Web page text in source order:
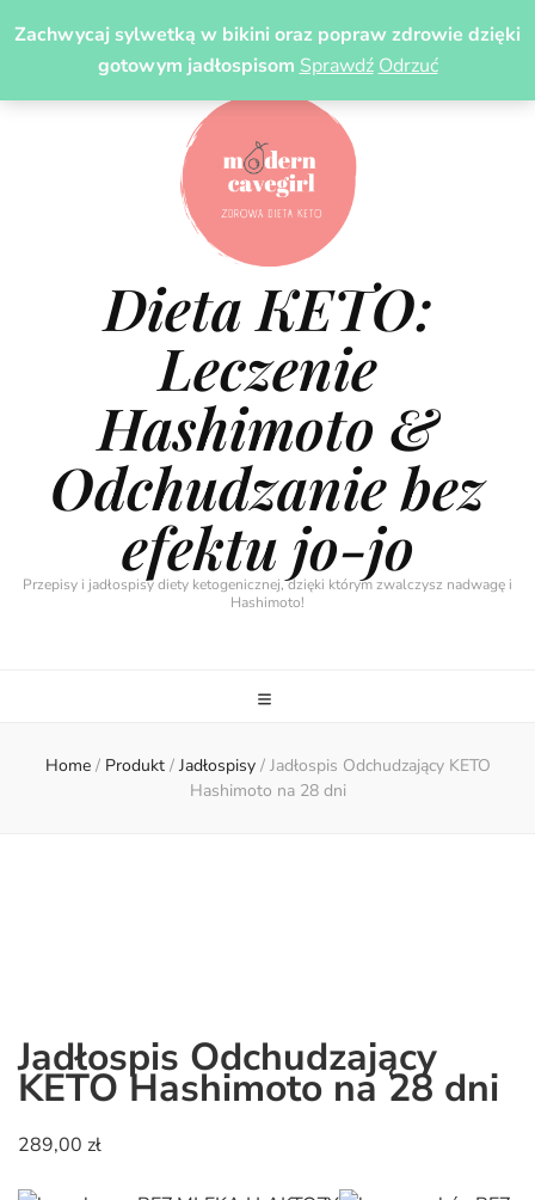
Zachwycaj sylwetką w bikini oraz popraw zdrowie dzięki
gotowym jadłospisom Sprawdź Odrzuć
Dieta KETO:
Leczenie
Hashimoto &
Odchudzanie bez
efektu jo-jo
Przepisy i jadłospisy diety ketogenicznej, dzięki którym zwalczysz nadwagę i
Hashimoto!
Home / Produkt / Jadłospisy / Jadłospis Odchudzający KETO
Hashimoto na 28 dni
Jadłospis Odchudzający
KETO Hashimoto na 28 dni
289,00 zł